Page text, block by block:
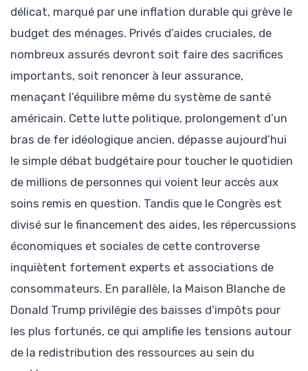
délicat, marqué par une inflation durable qui grève le
budget des ménages. Privés d’aides cruciales, de
nombreux assurés devront soit faire des sacrifices
importants, soit renoncer à leur assurance,
menaçant l’équilibre même du système de santé
américain. Cette lutte politique, prolongement d’un
bras de fer idéologique ancien, dépasse aujourd’hui
le simple débat budgétaire pour toucher le quotidien
de millions de personnes qui voient leur accès aux
soins remis en question. Tandis que le Congrès est
divisé sur le financement des aides, les répercussions
économiques et sociales de cette controverse
inquiètent fortement experts et associations de
consommateurs. En parallèle, la Maison Blanche de
Donald Trump privilégie des baisses d’impôts pour
les plus fortunés, ce qui amplifie les tensions autour
de la redistribution des ressources au sein du